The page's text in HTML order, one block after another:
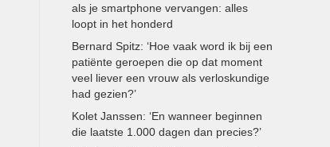
als je smartphone vervangen: alles
loopt in het honderd
Bernard Spitz: ‘Hoe vaak word ik bij een
patiënte geroepen die op dat moment
veel liever een vrouw als verloskundige
had gezien?’
Kolet Janssen: ‘En wanneer beginnen
die laatste 1.000 dagen dan precies?’